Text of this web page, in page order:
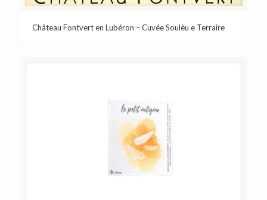
Château Fontvert en Lubéron – Cuvée Soulèu e Terraire